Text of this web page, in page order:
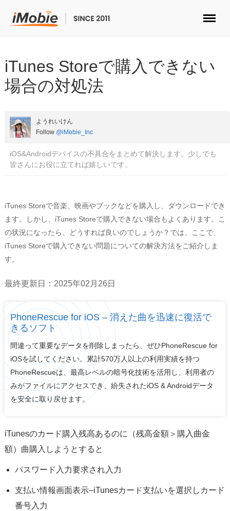
データ転送
便利ツール
ソリューション
ダウンロード
サポート
iTunes Storeで購入できない
場合の対処法
ようれいけん
Follow @iMobie_Inc
iOS&Androidデバイスの不具合をまとめて解決します。少しでも
皆さんにお役に立てれば嬉しいです。
iTunes Storeで音楽、映画やブックなどを購入し、ダウンロードでき
ます。しかし、iTunes Storeで購入できない場合もよくあります。こ
の状況になったら、どうすれば良いのでしょうか？では、ここで、
iTunes Storeで購入できない問題についての解決方法をご紹介しま
す。
最終更新日：2025年02月26日
PhoneRescue for iOS – 消えた曲を迅速に復活で
きるソフト
間違って重要なデータを削除しまったら、ぜひPhoneRescue for
iOSを試してください。累計570万人以上の利用実績を持つ
PhoneRescueは、最高レベルの暗号化技術を活用し、利用者の
みがファイルにアクセスでき、紛失されたiOS & Androidデータ
を安全に取り戻せます。
iTunesのカード購入残高あるのに（残高金額＞購入曲金
額）曲購入しようとすると
パスワード入力要求され入力
支払い情報画面表示–iTunesカード支払いを選択しカード
番号入力